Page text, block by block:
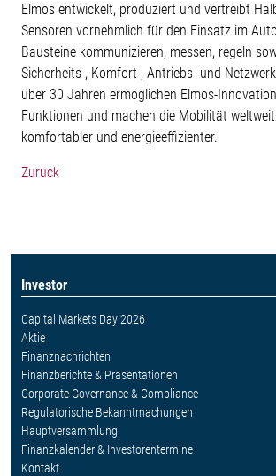
Elmos entwickelt, produziert und vertreibt
Sensoren vornehmlich für den Einsatz im
Bausteine kommunizieren, messen, regeln
Sicherheits-, Komfort-, Antriebs- und
über 30 Jahren ermöglichen Elmos-
Funktionen und machen die Mobilität
komfortabler und energieeffizienter.
Zurück
Investor
Capital Markets Day 2026
Aktie
Finanznachrichten
Finanzberichte & Präsentationen
Corporate Governance & Compliance
Regulatorische Bekanntmachungen
Hauptversammlung
Finanzkalender & Investorentermine
Kontakt